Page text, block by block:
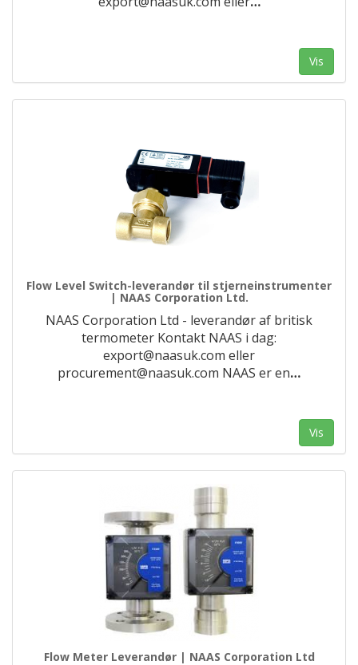
Vis
Flow Level Switch-leverandør til stjerneinstrumenter
| NAAS Corporation Ltd.
NAAS Corporation Ltd - leverandør af britisk
termometer Kontakt NAAS i dag:
export@naasuk.com eller
procurement@naasuk.com NAAS er en…
Vis
Flow Meter Leverandør | NAAS Corporation Ltd